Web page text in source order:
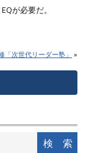
が必要だ。
「次世代リーダー塾」 »